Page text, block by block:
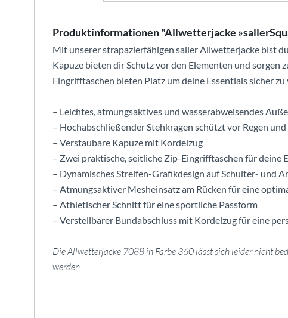
Produktinformationen "Allwetterjacke
Mit unserer strapazierfähigen saller Allwetterjacke bist
Kapuze bieten dir Schutz vor den Elementen und
Eingrifftaschen bieten Platz um deine Essentials sicher zu
– Leichtes, atmungsaktives und wasserabweisendes
– Hochabschließender Stehkragen schützt vor Regen
– Verstaubare Kapuze mit Kordelzug
– Zwei praktische, seitliche Zip-Eingrifftaschen für deine
– Dynamisches Streifen-Grafikdesign auf Schulter- und
– Atmungsaktiver Mesheinsatz am Rücken für eine
– Athletischer Schnitt für eine sportliche Passform
– Verstellbarer Bundabschluss mit Kordelzug für eine
Die Allwetterjacke 7088 in Farbe 360 lässt sich leider nicht
werden.